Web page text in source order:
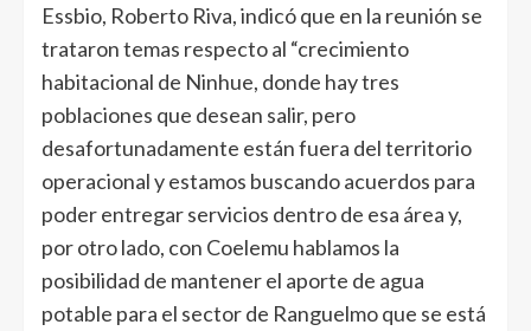
Essbio, Roberto Riva, indicó que en la reunión se
trataron temas respecto al “crecimiento
habitacional de Ninhue, donde hay tres
poblaciones que desean salir, pero
desafortunadamente están fuera del territorio
operacional y estamos buscando acuerdos para
poder entregar servicios dentro de esa área y,
por otro lado, con Coelemu hablamos la
posibilidad de mantener el aporte de agua
potable para el sector de Ranguelmo que se está